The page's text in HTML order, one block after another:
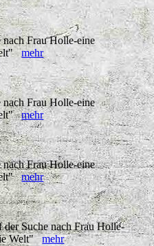
Frau Holle-eine
mehr
Frau Holle-eine
mehr
Frau Holle-eine
mehr
Suche nach Frau Holle-
Welt"mehr